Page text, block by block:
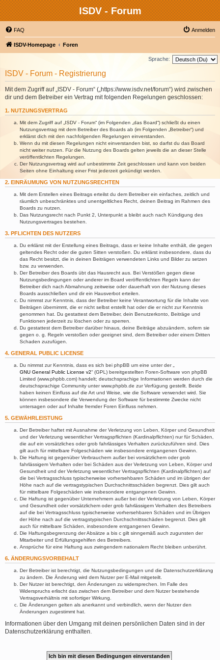
ISDV - Forum
FAQ Anmelden
ISDV-Homepage Foren
Sprache:
ISDV - Forum - Registrierung
Mit dem Zugriff auf „ISDV - Forum“ („https://www.isdv.net/forum“) wird zwischen
dir und dem Betreiber ein Vertrag mit folgenden Regelungen geschlossen:
1. NUTZUNGSVERTRAG
Mit dem Zugriff auf „ISDV - Forum“ (im Folgenden „das Board“) schließt du einen
Nutzungsvertrag mit dem Betreiber des Boards ab (im Folgenden „Betreiber“) und
erklärst dich mit den nachfolgenden Regelungen einverstanden.
Wenn du mit diesen Regelungen nicht einverstanden bist, so darfst du das Board
nicht weiter nutzen. Für die Nutzung des Boards gelten jeweils die an dieser Stelle
veröffentlichten Regelungen.
Der Nutzungsvertrag wird auf unbestimmte Zeit geschlossen und kann von beiden
Seiten ohne Einhaltung einer Frist jederzeit gekündigt werden.
2. EINRÄUMUNG VON NUTZUNGSRECHTEN
Mit dem Erstellen eines Beitrags erteilst du dem Betreiber ein einfaches, zeitlich und
räumlich unbeschränktes und unentgeltliches Recht, deinen Beitrag im Rahmen des
Boards zu nutzen.
Das Nutzungsrecht nach Punkt 2, Unterpunkt a bleibt auch nach Kündigung des
Nutzungsvertrages bestehen.
3. PFLICHTEN DES NUTZERS
Du erklärst mit der Erstellung eines Beitrags, dass er keine Inhalte enthält, die gegen
geltendes Recht oder die guten Sitten verstoßen. Du erklärst insbesondere, dass du
das Recht besitzt, die in deinen Beiträgen verwendeten Links und Bilder zu setzen
bzw. zu verwenden.
Der Betreiber des Boards übt das Hausrecht aus. Bei Verstößen gegen diese
Nutzungsbedingungen oder anderer im Board veröffentlichten Regeln kann der
Betreiber dich nach Abmahnung zeitweise oder dauerhaft von der Nutzung dieses
Boards ausschließen und dir ein Hausverbot erteilen.
Du nimmst zur Kenntnis, dass der Betreiber keine Verantwortung für die Inhalte von
Beiträgen übernimmt, die er nicht selbst erstellt hat oder die er nicht zur Kenntnis
genommen hat. Du gestattest dem Betreiber, dein Benutzerkonto, Beiträge und
Funktionen jederzeit zu löschen oder zu sperren.
Du gestattest dem Betreiber darüber hinaus, deine Beiträge abzuändern, sofern sie
gegen o. g. Regeln verstoßen oder geeignet sind, dem Betreiber oder einem Dritten
Schaden zuzufügen.
4. GENERAL PUBLIC LICENSE
Du nimmst zur Kenntnis, dass es sich bei phpBB um eine unter der „
GNU General Public License v2“ (GPL) bereitgestellten Foren-Software von phpBB
Limited (www.phpbb.com) handelt; deutschsprachige Informationen werden durch die
deutschsprachige Community unter www.phpbb.de zur Verfügung gestellt. Beide
haben keinen Einfluss auf die Art und Weise, wie die Software verwendet wird. Sie
können insbesondere die Verwendung der Software für bestimmte Zwecke nicht
untersagen oder auf Inhalte fremder Foren Einfluss nehmen.
5. GEWÄHRLEISTUNG
Der Betreiber haftet mit Ausnahme der Verletzung von Leben, Körper und Gesundheit
und der Verletzung wesentlicher Vertragspflichten (Kardinalpflichten) nur für Schäden,
die auf ein vorsätzliches oder grob fahrlässiges Verhalten zurückzuführen sind. Dies
gilt auch für mittelbare Folgeschäden wie insbesondere entgangenen Gewinn.
Die Haftung ist gegenüber Verbrauchern außer bei vorsätzlichem oder grob
fahrlässigem Verhalten oder bei Schäden aus der Verletzung von Leben, Körper und
Gesundheit und der Verletzung wesentlicher Vertragspflichten (Kardinalpflichten) auf
die bei Vertragsschluss typischerweise vorhersehbaren Schäden und im übrigen der
Höhe nach auf die vertragstypischen Durchschnittsschäden begrenzt. Dies gilt auch
für mittelbare Folgeschäden wie insbesondere entgangenen Gewinn.
Die Haftung ist gegenüber Unternehmern außer bei der Verletzung von Leben, Körper
und Gesundheit oder vorsätzlichem oder grob fahrlässigem Verhalten des Betreibers
auf die bei Vertragsschluss typischerweise vorhersehbaren Schäden und im Übrigen
der Höhe nach auf die vertragstypischen Durchschnittsschäden begrenzt. Dies gilt
auch für mittelbare Schäden, insbesondere entgangenen Gewinn.
Die Haftungsbegrenzung der Absätze a bis c gilt sinngemäß auch zugunsten der
Mitarbeiter und Erfüllungsgehilfen des Betreibers.
Ansprüche für eine Haftung aus zwingendem nationalem Recht bleiben unberührt.
6. ÄNDERUNGSVORBEHALT
Der Betreiber ist berechtigt, die Nutzungsbedingungen und die Datenschutzerklärung
zu ändern. Die Änderung wird dem Nutzer per E-Mail mitgeteilt.
Der Nutzer ist berechtigt, den Änderungen zu widersprechen. Im Falle des
Widerspruchs erlischt das zwischen dem Betreiber und dem Nutzer bestehende
Vertragsverhältnis mit sofortiger Wirkung.
Die Änderungen gelten als anerkannt und verbindlich, wenn der Nutzer den
Änderungen zugestimmt hat.
Informationen über den Umgang mit deinen persönlichen Daten sind in der
Datenschutzerklärung enthalten.